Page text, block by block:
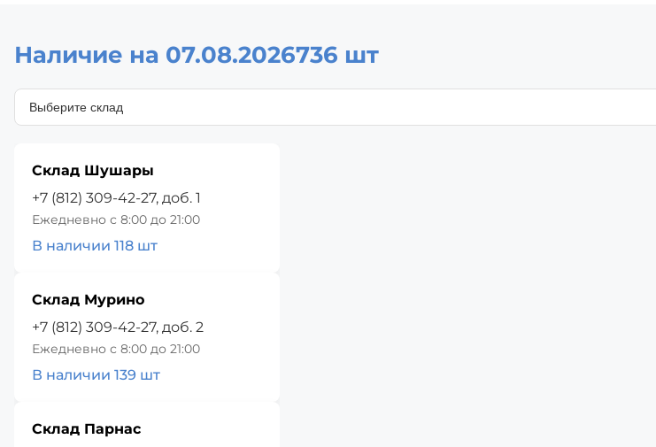
Наличие на 07.08.2026736 шт
Склад Шушары
+7 (812) 309-42-27, доб. 1
Ежедневно с 8:00 до 21:00
В наличии 118 шт
Склад Мурино
+7 (812) 309-42-27, доб. 2
Ежедневно с 8:00 до 21:00
В наличии 139 шт
Склад Парнас